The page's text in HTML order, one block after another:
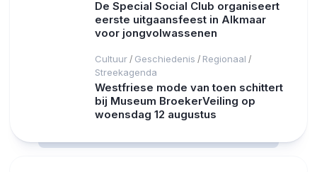
De Special Social Club organiseert
eerste uitgaansfeest in Alkmaar
voor jongvolwassenen
Cultuur / Geschiedenis / Regionaal /
Streekagenda
Westfriese mode van toen schittert
bij Museum BroekerVeiling op
woensdag 12 augustus